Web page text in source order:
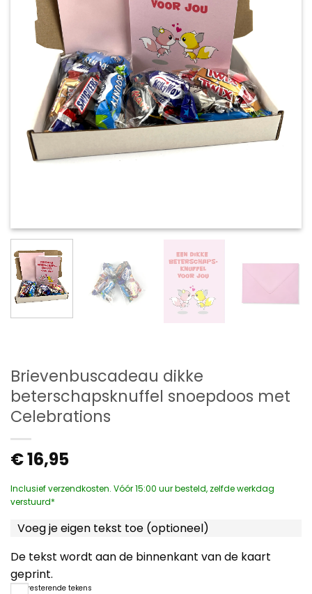
Brievenbuscadeau dikke
beterschapsknuffel snoepdoos met
Celebrations
€16,95
Inclusief verzendkosten. Vóór 15:00 uur besteld, zelfde werkdag
verstuurd*
Voeg je eigen tekst toe (optioneel)
De tekst wordt aan de binnenkant van de kaart
geprint.
resterende tekens